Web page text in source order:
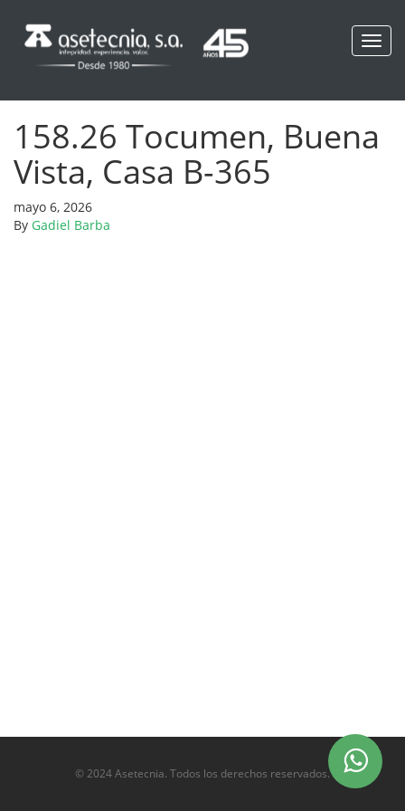
158.26 Tocumen, Buena
Vista, Casa B-365
mayo 6, 2026
By Gadiel Barba
© 2024 Asetecnia. Todos los derechos reservados.